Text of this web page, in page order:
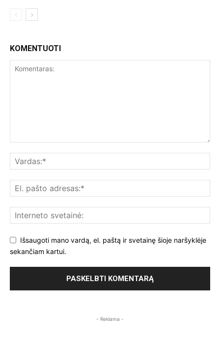
KOMENTUOTI
Išsaugoti mano vardą, el. paštą ir svetainę šioje naršyklėje
sekančiam kartui.
- Reklama -